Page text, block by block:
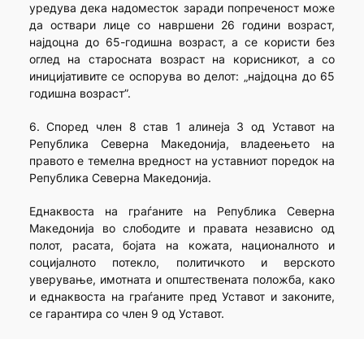
уредува дека надоместок заради попреченост може
да оствари лице со навршени 26 години возраст,
најдоцна до 65-годишна возраст, а се користи без
оглед на старосната возраст на корисникот, а со
иницијативите се оспорува во делот: „најдоцна до 65
годишна возраст”.
6. Според член 8 став 1 алинеја 3 од Уставот на
Република Северна Македонија, владеењето на
правото е темелна вредност на уставниот поредок на
Република Северна Македонија.
Еднаквоста на граѓаните на Република Северна
Македонија во слободите и правата независно од
полот, расата, бојата на кожата, националното и
социјалното потекло, политичкото и верското
уверување, имотната и општествената положба, како
и еднаквоста на граѓаните пред Уставот и законите,
се гарантира со член 9 од Уставот.